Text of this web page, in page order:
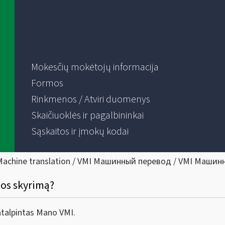
Mokesčių mokėtojų informacija
Formos
Rinkmenos / Atviri duomenys
Skaičiuoklės ir pagalbininkai
Sąskaitos ir įmokų kodai
translation / VMI Машинный перевод / VMI
skyrimą?
Mano VMI.